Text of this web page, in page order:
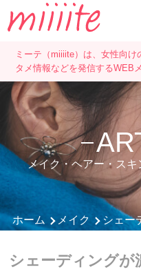
ミーテ（miiiite）は、女性向
タメ情報などを発信するWEB
メイク・ヘアー・ス
ホーム メイク シェー
シェーディングが